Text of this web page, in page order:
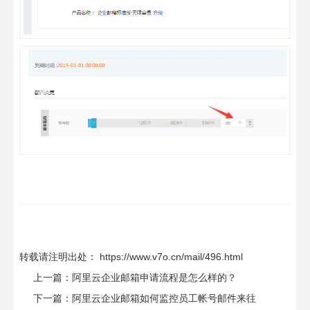
转载请注明出处： https://www.v7o.cn/mail/496.html
上一篇： 阿里云企业邮箱申请流程是怎么样的？
下一篇： 阿里云企业邮箱如何监控员工帐号邮件来往